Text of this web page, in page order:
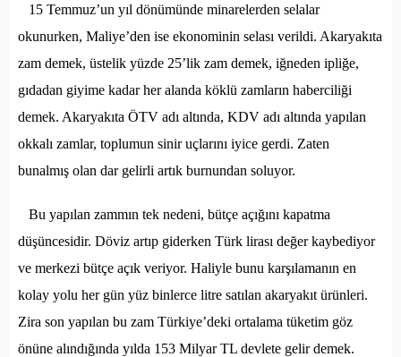
15 Temmuz’un yıl dönümünde minarelerden selalar
okunurken, Maliye’den ise ekonominin selası verildi. Akaryakıta
zam demek, üstelik yüzde 25’lik zam demek, iğneden ipliğe,
gıdadan giyime kadar her alanda köklü zamların haberciliği
demek. Akaryakıta ÖTV adı altında, KDV adı altında yapılan
okkalı zamlar, toplumun sinir uçlarını iyice gerdi. Zaten
bunalmış olan dar gelirli artık burnundan soluyor.
Bu yapılan zammın tek nedeni, bütçe açığını kapatma
düşüncesidir. Döviz artıp giderken Türk lirası değer kaybediyor
ve merkezi bütçe açık veriyor. Haliyle bunu karşılamanın en
kolay yolu her gün yüz binlerce litre satılan akaryakıt ürünleri.
Zira son yapılan bu zam Türkiye’deki ortalama tüketim göz
önüne alındığında yılda 153 Milyar TL devlete gelir demek.